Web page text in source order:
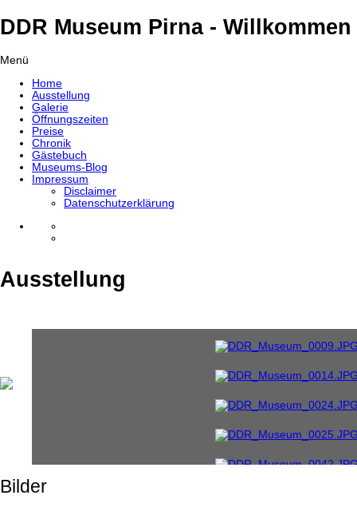
DDR Museum Pirna - Willkommen
Menü
Home
Ausstellung
Galerie
Öffnungszeiten
Preise
Chronik
Gästebuch
Museums-Blog
Impressum
Disclaimer
Datenschutzerklärung
Ausstellung
Bilder